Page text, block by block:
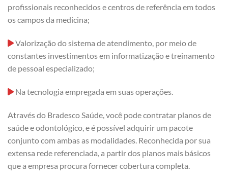
profissionais reconhecidos e centros de referência em todos
os campos da medicina;
Valorização do sistema de atendimento, por meio de
constantes investimentos em informatização e treinamento
de pessoal especializado;
Na tecnologia empregada em suas operações.
Através do Bradesco Saúde, você pode contratar planos de
saúde e odontológico, e é possível adquirir um pacote
conjunto com ambas as modalidades. Reconhecida por sua
extensa rede referenciada, a partir dos planos mais básicos
que a empresa procura fornecer cobertura completa.